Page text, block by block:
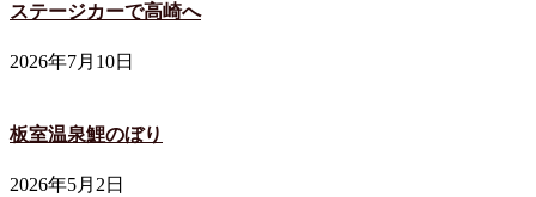
ステージカーで高崎へ
2026年7月10日
板室温泉鯉のぼり
2026年5月2日